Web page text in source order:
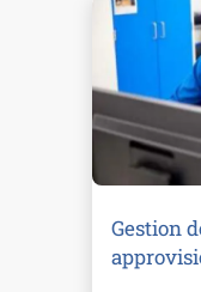
Gestion